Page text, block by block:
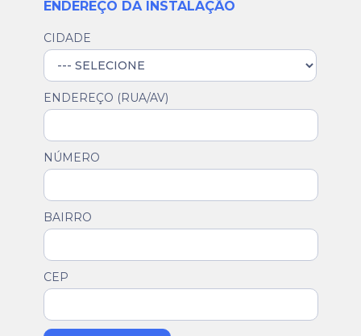
ENDEREÇO DA INSTALAÇÃO
CIDADE
ENDEREÇO (RUA/AV)
NÚMERO
BAIRRO
CEP